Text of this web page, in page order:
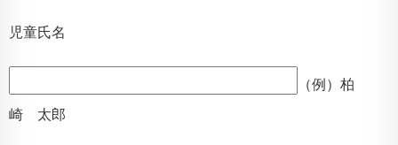
児童氏名
（例）柏
崎 太郎